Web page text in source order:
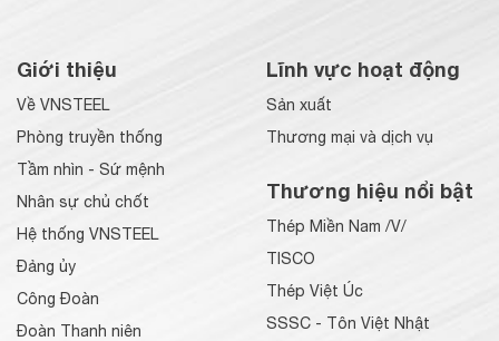
Giới thiệu
Về VNSTEEL
Phòng truyền thống
Tầm nhìn - Sứ mệnh
Nhân sự chủ chốt
Hệ thống VNSTEEL
Đảng ủy
Công Đoàn
Đoàn Thanh niên
Lĩnh vực hoạt động
Sản xuất
Thương mại và dịch vụ
Thương hiệu nổi bật
Thép Miền Nam /V/
TISCO
Thép Việt Úc
SSSC - Tôn Việt Nhật